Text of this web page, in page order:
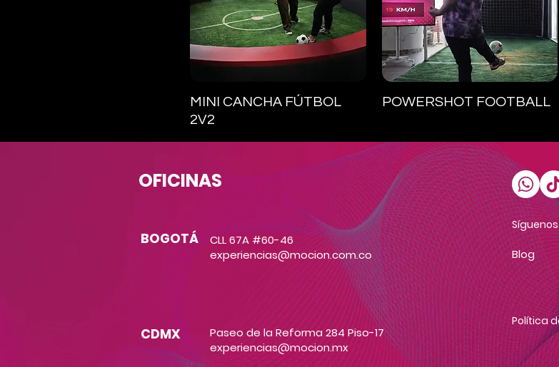
Vista rápida
MINI CANCHA FÚTBOL
2V2
Vista rápida
POWERSHOT FOOTBALL
OFICINAS
CLL 67A #60-46
experiencias@mocion.com.co
BOGOTÁ
Paseo de la Reforma 284 Piso-17
experiencias@mocion.mx
CDMX
Blog
Política